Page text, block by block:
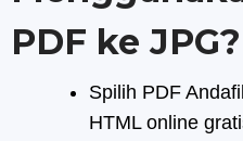
PDF ke JPG?
Spilih PDF
HTML online